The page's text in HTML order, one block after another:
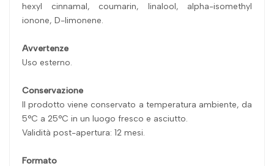
hexyl cinnamal, coumarin, linalool, alpha-isomethyl
ionone, D-limonene.
Avvertenze
Uso esterno.
Conservazione
Il prodotto viene conservato a temperatura ambiente, da
5°C a 25°C in un luogo fresco e asciutto.
Validità post-apertura: 12 mesi.
Formato